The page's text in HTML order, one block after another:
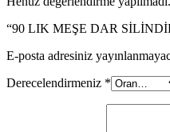
“90 LIK MEŞE DAR
E-posta adresiniz
Derecelendirmeniz *